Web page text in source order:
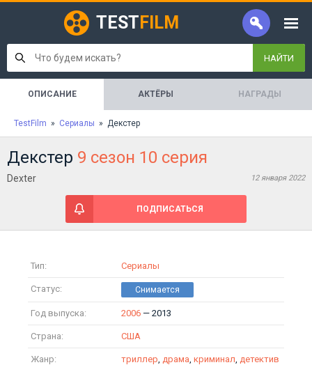
TEST FILM
НАЙТИ
ОПИСАНИЕ АКТЁРЫ НАГРАДЫ
TestFilm » Сериалы » Декстер
Декстер 9 сезон 10 серия
Dexter 12 января 2022
ПОДПИСАТЬСЯ
Тип: Сериалы
Статус:
Год выпуска: 2006 — 2013
Страна: США
Жанр: триллер, драма, криминал, детектив